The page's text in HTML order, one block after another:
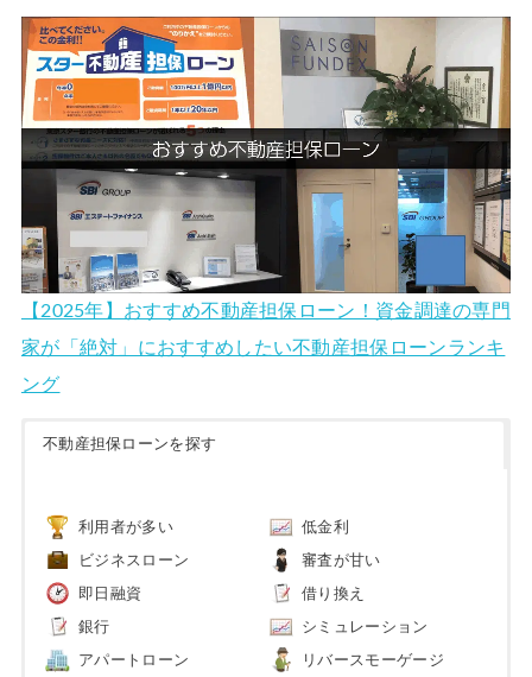
【2025年】おすすめ不動産担保ローン！資金調達の専門
家が「絶対」におすすめしたい不動産担保ローンランキ
ング
不動産担保ローンを探す
利用者が多い 低金利
ビジネスローン 審査が甘い
即日融資 借り換え
銀行 シミュレーション
アパートローン リバースモーゲージ